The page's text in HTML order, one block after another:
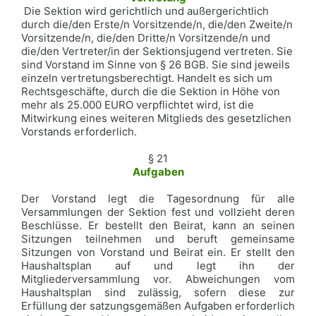
Die Sektion wird gerichtlich und außergerichtlich
durch die/den Erste/n Vorsitzende/n, die/den Zweite/n
Vorsitzende/n, die/den Dritte/n Vorsitzende/n und
die/den Vertreter/in der Sektionsjugend vertreten. Sie
sind Vorstand im Sinne von § 26 BGB. Sie sind jeweils
einzeln vertretungsberechtigt. Handelt es sich um
Rechtsgeschäfte, durch die die Sektion in Höhe von
mehr als 25.000 EURO verpflichtet wird, ist die
Mitwirkung eines weiteren Mitglieds des gesetzlichen
Vorstands erforderlich.
§ 21
Aufgaben
Der Vorstand legt die Tagesordnung für alle
Versammlungen der Sektion fest und vollzieht deren
Beschlüsse. Er bestellt den Beirat, kann an seinen
Sitzungen teilnehmen und beruft gemeinsame
Sitzungen von Vorstand und Beirat ein. Er stellt den
Haushaltsplan auf und legt ihn der
Mitgliederversammlung vor. Abweichungen vom
Haushaltsplan sind zulässig, sofern diese zur
Erfüllung der satzungsgemäßen Aufgaben erforderlich